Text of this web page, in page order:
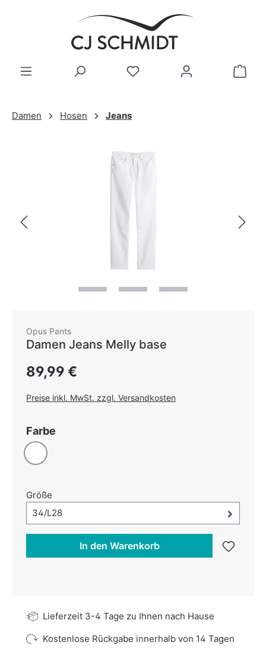
Zum Hauptinhalt springen
Damen Hosen Jeans
Bildergalerie überspringen
Opus Pants
Damen Jeans Melly base
Regulärer Preis:
89,99 €
Preise inkl. MwSt. zzgl. Versandkosten
Farbe
Weiß
Größe
Größe-Auswahl öffnen, aktuell ausgewählt:
34/L28
In den Warenkorb
Lieferzeit 3-4 Tage zu Ihnen nach Hause
Kostenlose Rückgabe innerhalb von 14 Tagen